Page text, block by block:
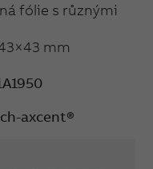
fólie s různými
mm
axcent®